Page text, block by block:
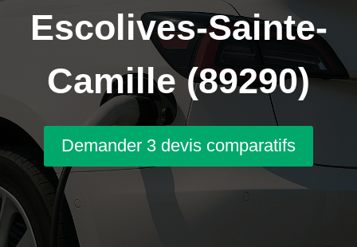
Escolives-Sainte-
Camille (89290)
Demander 3 devis comparatifs